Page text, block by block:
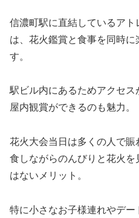
信濃町駅に直結しているア
は、花火鑑賞と食事を同時
す。
駅ビル内にあるためアクセ
屋内観賞ができるのも魅力。
花火大会当日は多くの人で
食しながらのんびりと花火
はないメリット。
特に小さなお子様連れやデー